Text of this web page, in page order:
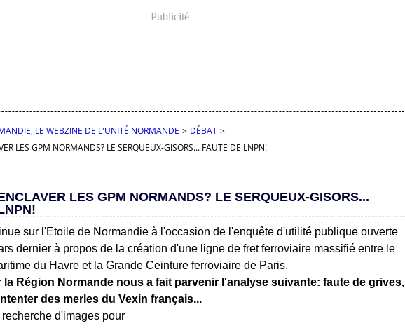
Publicité
LE WEBZINE DE L'UNITÉ NORMANDE > DÉBAT >
LES GPM NORMANDS? LE SERQUEUX-GISORS... FAUTE DE LNPN!
LES GPM NORMANDS? LE SERQUEUX-GISORS...
sur l'Etoile de Normandie à l'occasion de l'enquête d'utilité publique ouverte
dernier à propos de la création d'une ligne de fret ferroviaire massifié entre le
du Havre et la Grande Ceinture ferroviaire de Paris.
la Région Normande nous a fait parvenir l'analyse suivante: faute de grives,
des merles du Vexin français...